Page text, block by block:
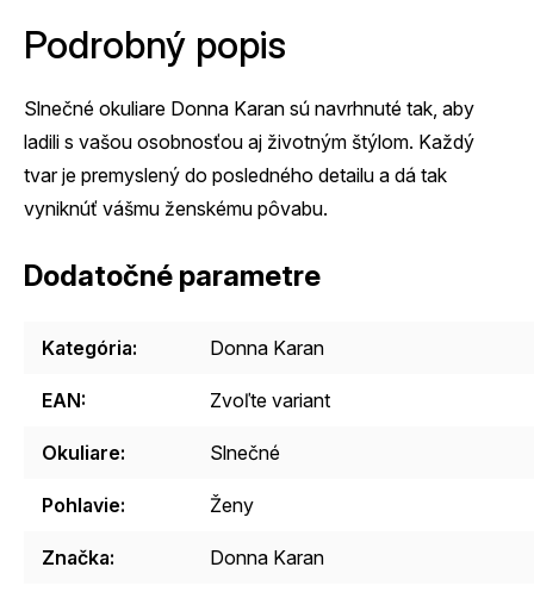
Podrobný popis
Slnečné okuliare Donna Karan sú navrhnuté tak, aby
ladili s vašou osobnosťou aj životným štýlom. Každý
tvar je premyslený do posledného detailu a dá tak
vyniknúť vášmu ženskému pôvabu.
Dodatočné parametre
Kategória: Donna Karan
EAN: Zvoľte variant
Okuliare: Slnečné
Pohlavie: Ženy
Značka: Donna Karan